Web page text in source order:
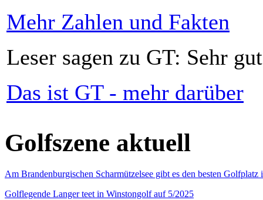
Mehr Zahlen und Fakten
Leser sagen zu GT: Sehr
Das ist GT - mehr darüber
Golfszene aktuell
Am Brandenburgischen Scharmützelsee gibt es den besten
Golflegende Langer teet in Winstongolf auf 5/2025